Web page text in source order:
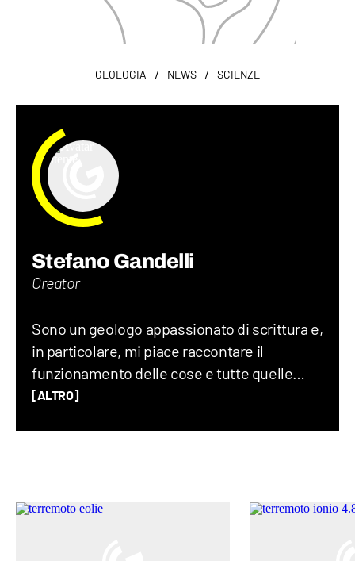
GEOLOGIA / NEWS / SCIENZE
Stefano Gandelli
Creator
Sono un geologo appassionato di scrittura e,
in particolare, mi piace raccontare il
funzionamento delle cose e tutte quelle
storie assurde (ma vere) che accadono nel
guardare film, andare ai concerti e
[ALTRO]